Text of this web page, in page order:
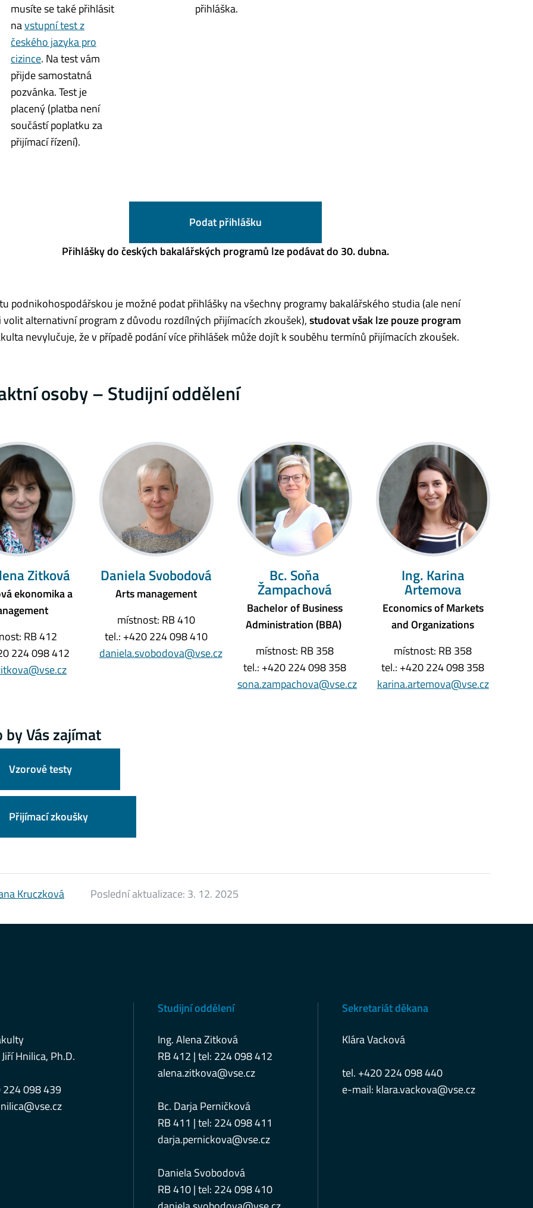
musíte se také přihlásit
navstupní test z
českého jazyka pro
cizince. Na test vám
přijde samostatná
pozvánka. Test je
placený (platba není
součástí poplatku za
přijímací řízení).
přihláška.
Podat přihlášku
Přihlášky do českých bakalářských programů lze podávat do 30. dubna.
podnikohospodářskou je možné podat přihlášky na všechny programy bakalářského studia (ale není
volit alternativní program z důvodu rozdílných přijímacích zkoušek),studovat však lze pouze program
nevylučuje, že v případě podání více přihlášek může dojít k souběhu termínů přijímacích zkoušek.
osoby – Studijní oddělení
Zitková
ekonomika a
RB 412
224 098 412
Daniela Svobodová
Arts management
místnost: RB 410
tel.: +420 224 098 410
daniela.svobodova@vse.cz
Bc. Soňa
Žampachová
Bachelor of Business
Administration (BBA)
místnost: RB 358
tel.: +420 224 098 358
sona.zampachova@vse.cz
Ing. Karina
Artemova
Economics of Markets
and Organizations
místnost: RB 358
tel.: +420 224 098 358
karina.artemova@vse.cz
Vás zajímat
Vzorové testy
Přijímací zkoušky
Kruczková Poslední aktualizace: 3. 12. 2025
Hnilica, Ph.D.
098 439
Studijní oddělení
Ing. Alena Zitková
RB 412 | tel: 224 098 412
alena.zitkova@vse.cz
Bc. Darja Perničková
RB 411 | tel: 224 098 411
darja.pernickova@vse.cz
Daniela Svobodová
RB 410 | tel: 224 098 410
Sekretariát děkana
Klára Vacková
tel. +420 224 098 440
e-mail: klara.vackova@vse.cz